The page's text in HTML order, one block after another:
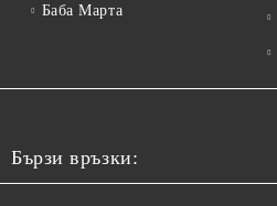
Баба Марта
Бързи връзки: